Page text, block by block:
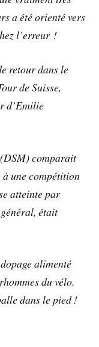
a été orienté vers
l’erreur !
retour dans le
de Suisse,
d’Emilie
comparait
à une compétition
atteinte par
était
alimenté
du vélo.
dans le pied !